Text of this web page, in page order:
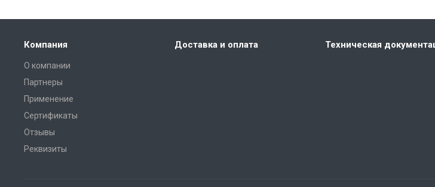
Компания
О компании
Партнеры
Применение
Сертификаты
Отзывы
Реквизиты
Доставка и оплата Техническая